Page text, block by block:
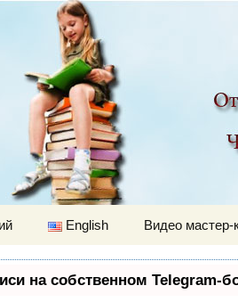
мир
English Видео мастер-
на собственном Telegram-